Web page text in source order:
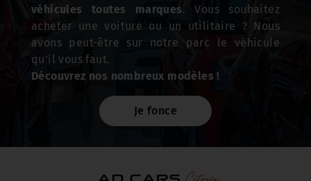
véhicules toutes marques. Vous souhaitez
acheter une voiture ou un utilitaire ? Nous
avons peut-être sur notre parc le véhicule
qu'il vous faut.
Découvrez nos nombreux modèles !
Je fonce